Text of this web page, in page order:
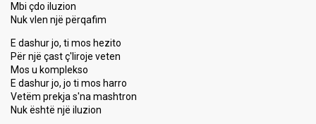
Mbi çdo iluzion
Nuk vlen një përqafim
E dashur jo, ti mos hezito
Për një çast ç'liroje veten
Mos u komplekso
E dashur jo, jo ti mos harro
Vetëm prekja s'na mashtron
Nuk është një iluzion